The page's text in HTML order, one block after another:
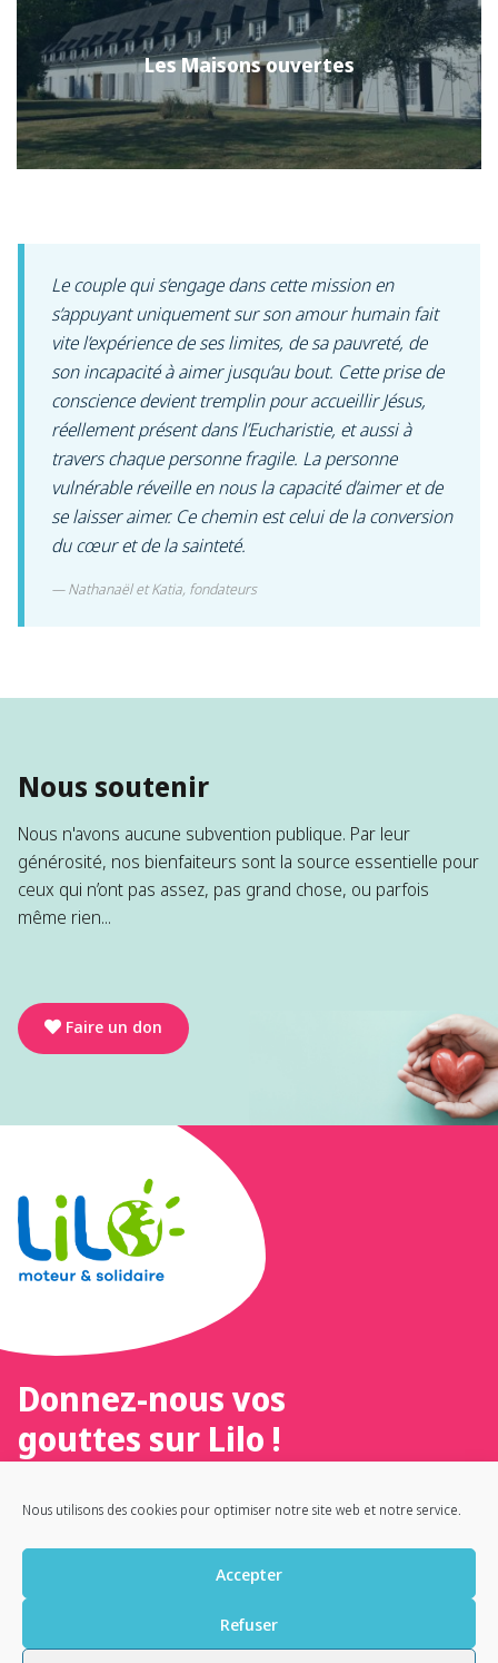
Nous utilisons des cookies pour optimiser notre site web et notre service.
Accepter
Refuser
Les Maisons ouvertes
Le couple qui s’engage dans cette mission en
s’appuyant uniquement sur son amour humain fait
vite l’expérience de ses limites, de sa pauvreté, de
son incapacité à aimer jusqu’au bout. Cette prise de
conscience devient tremplin pour accueillir Jésus,
réellement présent dans l’Eucharistie, et aussi à
travers chaque personne fragile. La personne
vulnérable réveille en nous la capacité d’aimer et de
se laisser aimer. Ce chemin est celui de la conversion
du cœur et de la sainteté.
Nathanaël et Katia, fondateurs
Nous soutenir
Nous n'avons aucune subvention publique. Par leur
générosité, nos bienfaiteurs sont la source essentielle pour
ceux qui n’ont pas assez, pas grand chose, ou parfois
même rien...
Faire un don
Donnez-nous vos
gouttes sur Lilo !
français, éthique et solidaire